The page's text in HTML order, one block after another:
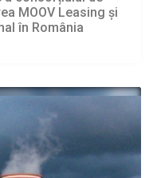
MOOV Leasing și
în România